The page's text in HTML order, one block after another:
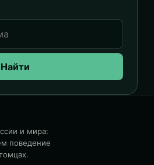
Найти
и мира:
поведение